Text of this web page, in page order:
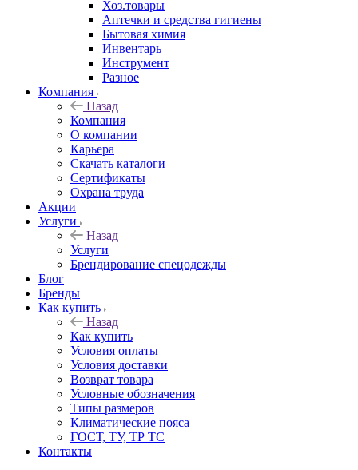
Хоз.товары
Аптечки и средства гигиены
Бытовая химия
Инвентарь
Инструмент
Разное
Компания
Назад
Компания
О компании
Карьера
Cкачать каталоги
Сертификаты
Охрана труда
Акции
Услуги
Назад
Услуги
Брендирование спецодежды
Блог
Бренды
Как купить
Назад
Как купить
Условия оплаты
Условия доставки
Возврат товара
Условные обозначения
Типы размеров
Климатические пояса
ГОСТ, ТУ, ТР ТС
Контакты